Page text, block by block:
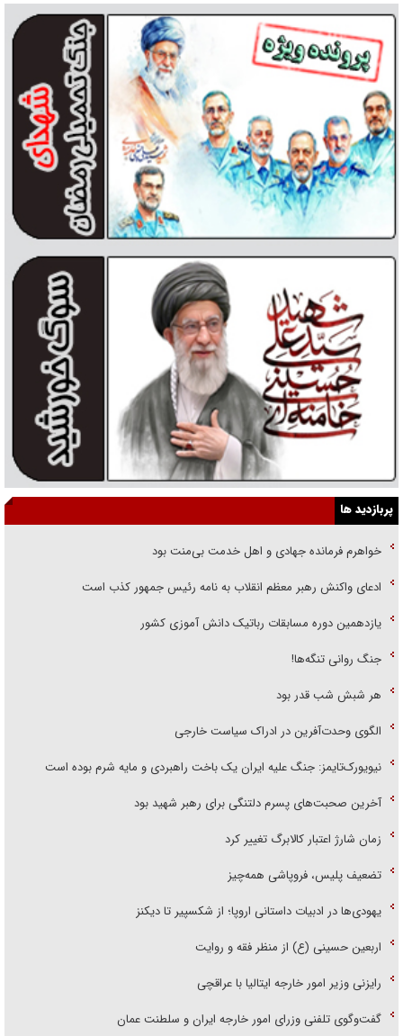
پربازدید ها
خواهرم فرمانده جهادی و اهل خدمت بی‌منت بود
ادعای واکنش رهبر معظم انقلاب به نامه رئیس جمهور کذب است
یازدهمین دوره مسابقات رباتیک دانش آموزی کشور
جنگ روانی تنگه‌ها!
هر شبش شب قدر بود
الگوی وحدت‌آفرین در ادراک سیاست خارجی
نیویورک‌تایمز: جنگ علیه ایران یک باخت راهبردی و مایه شرم بوده است
آخرین صحبت‌های پسرم دلتنگی برای رهبر شهید بود
زمان شارژ اعتبار کالابرگ تغییر کرد
تضعیف پلیس، فروپاشی همه‌چیز
یهودی‌ها در ادبیات داستانی اروپا؛ از شکسپیر تا دیکنز
اربعین حسینی (ع) از منظر فقه و روایت
رایزنی وزیر امور خارجه ایتالیا با عراقچی
گفت‌وگوی تلفنی وزرای امور خارجه ایران و سلطنت عمان